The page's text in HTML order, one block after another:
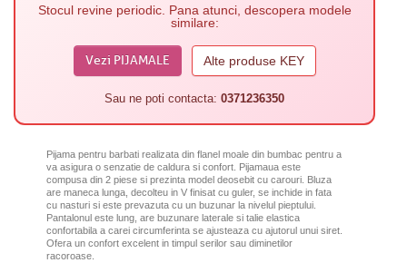
Stocul revine periodic. Pana atunci, descopera modele
similare:
Vezi PIJAMALE Alte produse KEY
Sau ne poti contacta: 0371236350
Pijama pentru barbati realizata din flanel moale din bumbac pentru a
va asigura o senzatie de caldura si confort. Pijamaua este
compusa din 2 piese si prezinta model deosebit cu carouri. Bluza
are maneca lunga, decolteu in V finisat cu guler, se inchide in fata
cu nasturi si este prevazuta cu un buzunar la nivelul pieptului.
Pantalonul este lung, are buzunare laterale si talie elastica
confortabila a carei circumferinta se ajusteaza cu ajutorul unui siret.
Ofera un confort excelent in timpul serilor sau diminetilor
racoroase.